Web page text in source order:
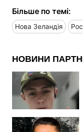
Більше по темі:
Нова Зеландія